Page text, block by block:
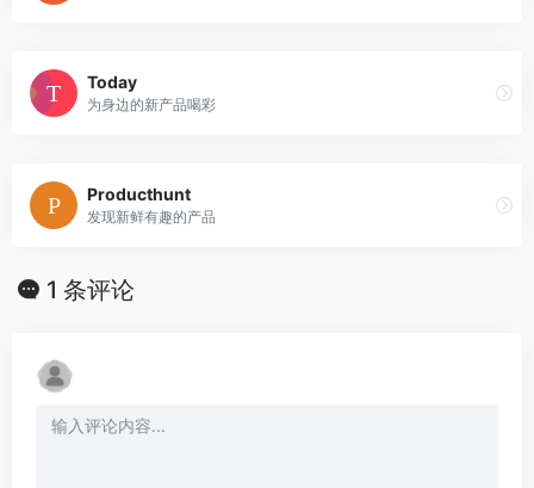
Today
为身边的新产品喝彩
Producthunt
发现新鲜有趣的产品
1 条评论